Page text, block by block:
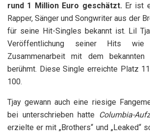
rund 1 Million Euro geschätzt. Er ist
Rapper, Sänger und Songwriter aus der
für seine Hit-Singles bekannt ist. Lil
Veröffentlichung seiner Hits
Zusammenarbeit mit dem
berühmt. Diese Single erreichte Platz
100.
Tjay gewann auch eine riesige
bei unterschrieben hatte
Columbia-
erzielte er mit „Brothers“ und „Leaked“